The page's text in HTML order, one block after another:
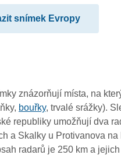
snímek Evropy
znázorňují místa, na
bouřky, trvalé srážky).
republiky umožňují dva
a Skalky u Protivanova
radarů je 250 km a